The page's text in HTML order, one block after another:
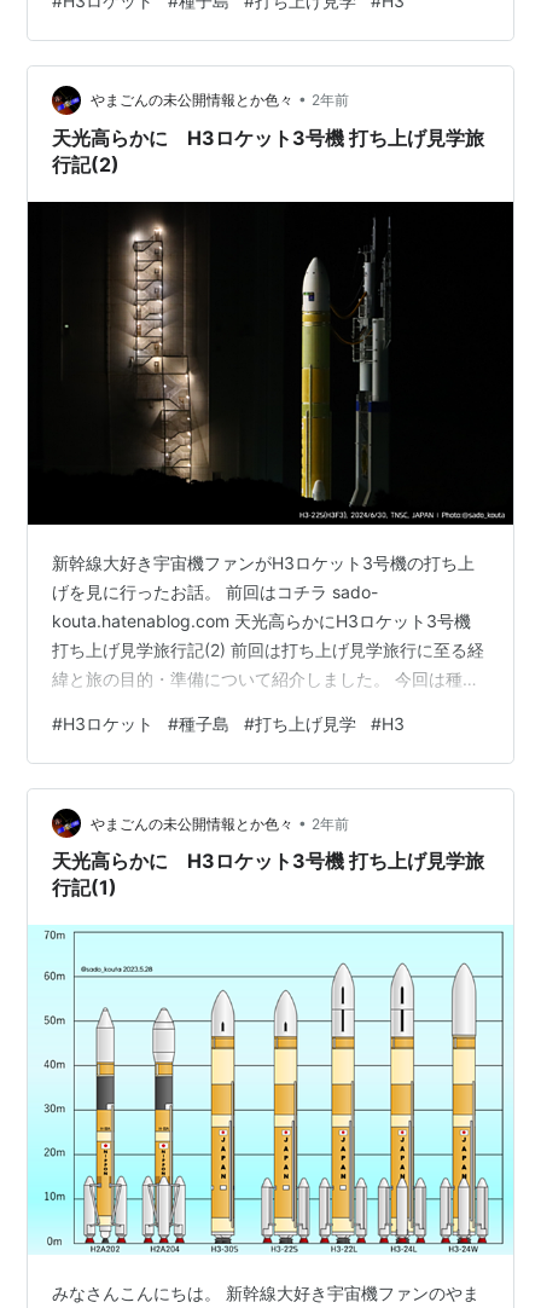
回は打ち上げ見学記の最終回。H3ロケットの打ち上げと
その後の模様をお伝えします。H3ロケット3号機の運命
の打ち上げ時刻は12時6分42秒。お昼の打ち上げです。
天光高らかに 打ち上げ当日（2024年7月1日） 朝6時、長
谷展望公園に停めた車の中で目を覚ます。 体調が万全…
やまごんの未公開情報とか色々 • 2年前
天光高らかに H3ロケット3号機 打ち上げ見学旅
行記(2)
新幹線大好き宇宙機ファンがH3ロケット3号機の打ち上
げを見に行ったお話。 前回はコチラ sado-
kouta.hatenablog.com 天光高らかにH3ロケット3号機
打ち上げ見学旅行記(2) 前回は打ち上げ見学旅行に至る経
緯と旅の目的・準備について紹介しました。 今回は種子
H3ロケット3号機の機体移動を見学＆撮影します。 打ち
上げ日発表 打ち上げ2→3日前（2024年6月28日） 打ち
上げ予定日の2日前は、打ち上げ見学旅行者にとって冷や
汗の出る日だ。というのも、この日に天候状況を踏まえ
た最新の打ち上げ予定日が発表されるのだ。 もしも打
ち…
#H3ロケット #種子島 #打ち上げ見学 #H3
やまごんの未公開情報とか色々 • 2年前
天光高らかに H3ロケット3号機 打ち上げ見学旅
行記(1)
みなさんこんにちは。 新幹線大好き宇宙機ファンのやま